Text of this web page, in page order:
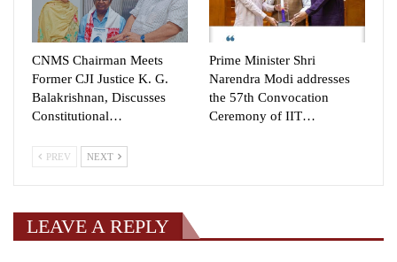
CNMS Chairman Meets
Former CJI Justice K. G.
Balakrishnan, Discusses
Constitutional…
Prime Minister Shri
Narendra Modi addresses
the 57th Convocation
Ceremony of IIT…
PREV NEXT
LEAVE A REPLY